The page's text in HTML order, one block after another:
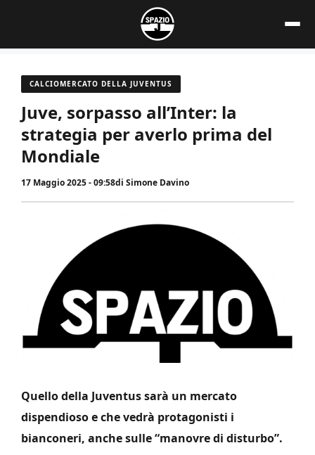
contenuto
CALCIOMERCATO DELLA JUVENTUS
Juve, sorpasso all’Inter: la
strategia per averlo prima del
Mondiale
17 Maggio 2025 - 09:58di Simone Davino
Quello della Juventus sarà un mercato
dispendioso e che vedrà protagonisti i
bianconeri, anche sulle “manovre di disturbo”.